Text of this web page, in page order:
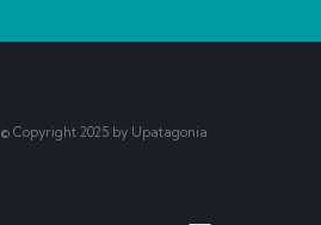
© Copyright 2025 by Upatagonia